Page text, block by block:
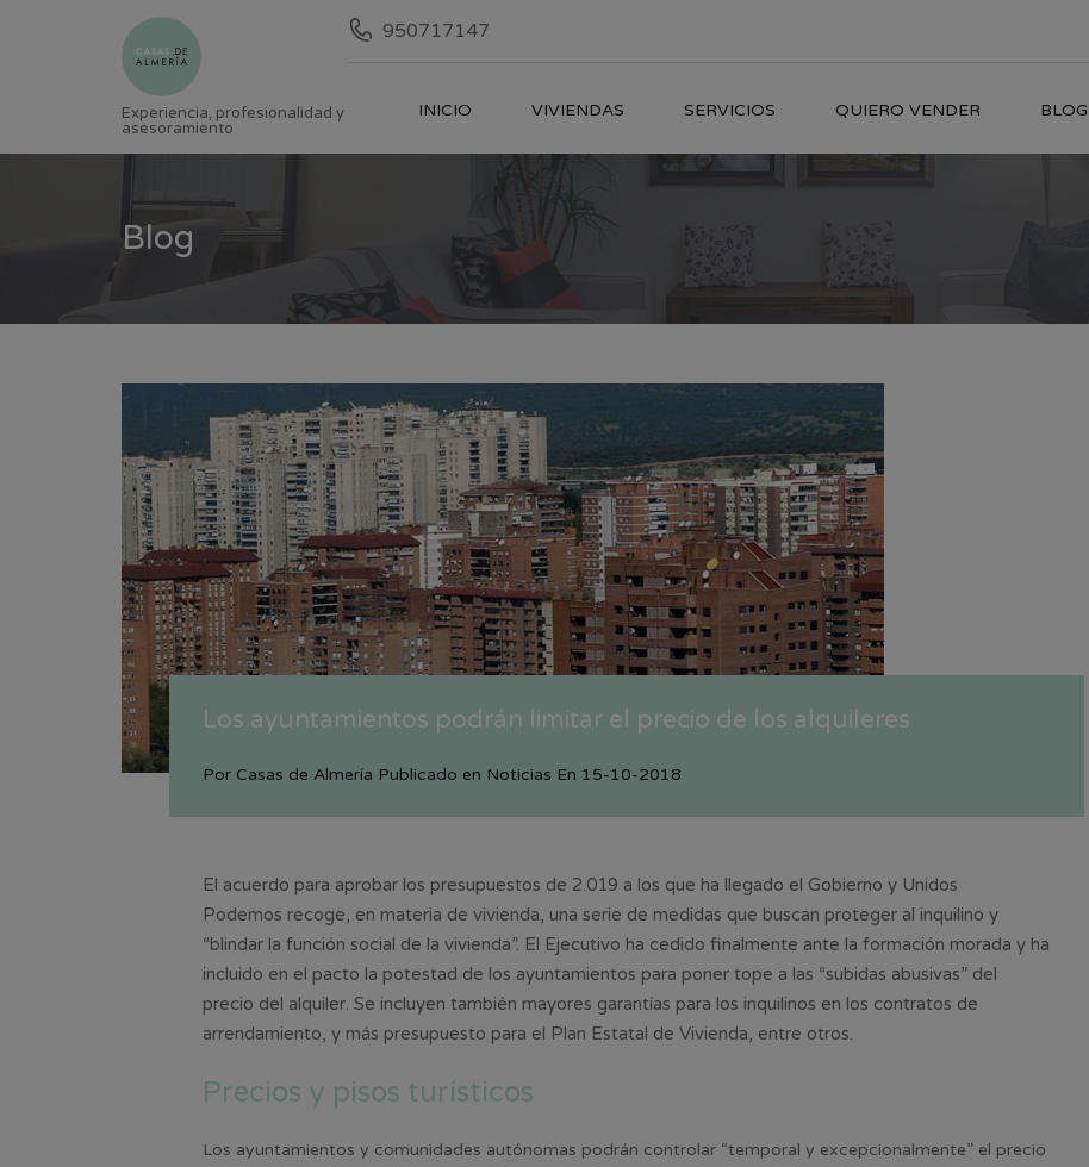
Experiencia, profesionalidad y
asesoramiento
950717147
INICIO VIVIENDAS SERVICIOS QUIERO VENDER BLOG
Blog
Los ayuntamientos podrán limitar el precio de los alquileres
Por Casas de Almería Publicado en Noticias En 15-10-2018
El acuerdo para aprobar los presupuestos de 2.019 a los que ha llegado el Gobierno y Unidos
Podemos recoge, en materia de vivienda, una serie de medidas que buscan proteger al inquilino y
“blindar la función social de la vivienda”. El Ejecutivo ha cedido finalmente ante la formación morada y ha
incluido en el pacto la potestad de los ayuntamientos para poner tope a las “subidas abusivas” del
precio del alquiler. Se incluyen también mayores garantías para los inquilinos en los contratos de
arrendamiento, y más presupuesto para el Plan Estatal de Vivienda, entre otros.
Precios y pisos turísticos
Los ayuntamientos y comunidades autónomas podrán controlar “temporal y excepcionalmente” el precio